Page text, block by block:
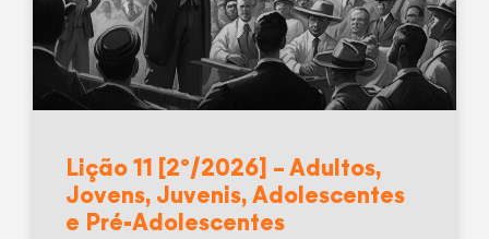
Lição 11 [2º/2026] – Adultos,
Jovens, Juvenis, Adolescentes
e Pré-Adolescentes